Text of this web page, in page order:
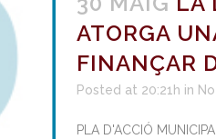
ATORGA
FINANÇAR
Posted at 20:21h in
PLA D'ACCIÓ